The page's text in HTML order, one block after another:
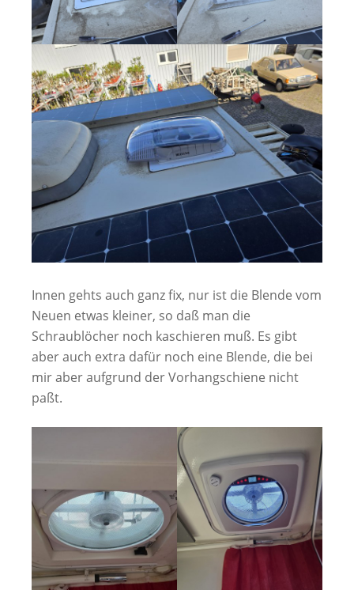
Innen gehts auch ganz fix, nur ist die Blende vom
Neuen etwas kleiner, so daß man die
Schraublöcher noch kaschieren muß. Es gibt
aber auch extra dafür noch eine Blende, die bei
mir aber aufgrund der Vorhangschiene nicht
paßt.